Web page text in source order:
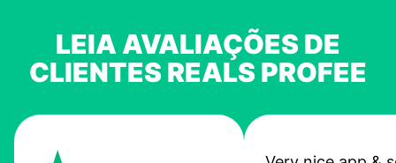
LEIA AVALIAÇÕES DE
CLIENTES REALS PROFEE